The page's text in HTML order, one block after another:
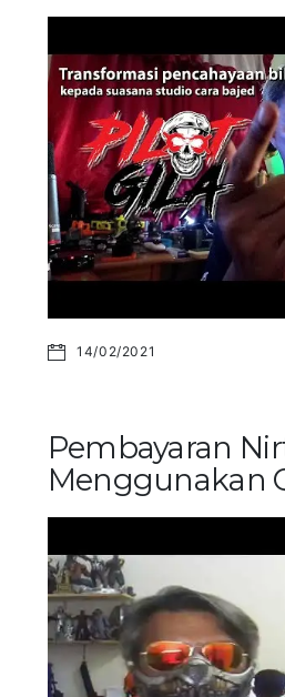
14/02/2021
Pembayaran
Menggunakan